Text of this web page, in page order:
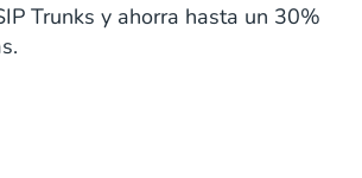
Trunks y ahorra hasta un 30%